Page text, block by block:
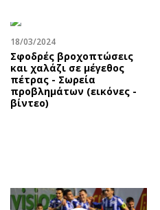
18/03/2024
Σφοδρές βροχοπτώσεις
και χαλάζι σε μέγεθος
πέτρας - Σωρεία
προβλημάτων (εικόνες -
βίντεο)